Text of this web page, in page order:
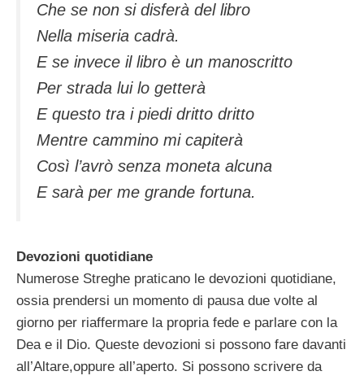
Che se non si disferà del libro
Nella miseria cadrà.
E se invece il libro è un manoscritto
Per strada lui lo getterà
E questo tra i piedi dritto dritto
Mentre cammino mi capiterà
Così l’avrò senza moneta alcuna
E sarà per me grande fortuna.
Devozioni quotidiane
Numerose Streghe praticano le devozioni quotidiane,
ossia prendersi un momento di pausa due volte al
giorno per riaffermare la propria fede e parlare con la
Dea e il Dio. Queste devozioni si possono fare davanti
all’Altare,oppure all’aperto. Si possono scrivere da